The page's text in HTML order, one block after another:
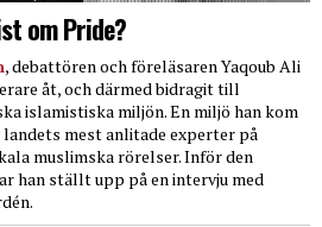
om Pride?
, debattören och föreläsaren Yaqoub Ali
åt, och därmed bidragit till
islamistiska miljön. En miljö han kom
landets mest anlitade experter på
muslimska rörelser. Inför den
han ställt upp på en intervju med